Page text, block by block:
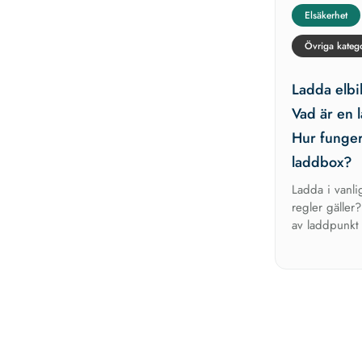
Elsäkerhet
Övriga
Ladda
Vad är en
Hur
laddbox?
Ladda i
regler
av